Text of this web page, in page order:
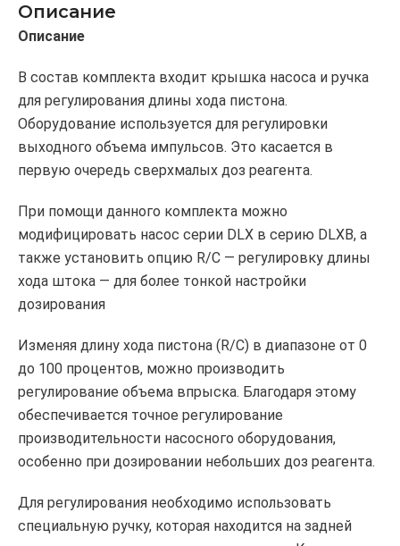
Описание
Описание
В состав комплекта входит крышка насоса и ручка
для регулирования длины хода пистона.
Оборудование используется для регулировки
выходного объема импульсов. Это касается в
первую очередь сверхмалых доз реагента.
При помощи данного комплекта можно
модифицировать насос серии DLX в серию DLXB, а
также установить опцию R/C — регулировку длины
хода штока — для более тонкой настройки
дозирования
Изменяя длину хода пистона (R/C) в диапазоне от 0
до 100 процентов, можно производить
регулирование объема впрыска. Благодаря этому
обеспечивается точное регулирование
производительности насосного оборудования,
особенно при дозировании небольших доз реагента.
Для регулирования необходимо использовать
специальную ручку, которая находится на задней